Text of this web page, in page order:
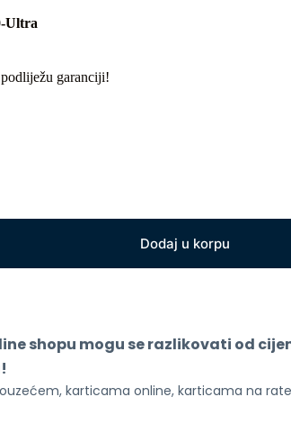
Ultra
garanciji!
Dodaj u korpu
shopu mogu se razlikovati od
karticama online, karticama na